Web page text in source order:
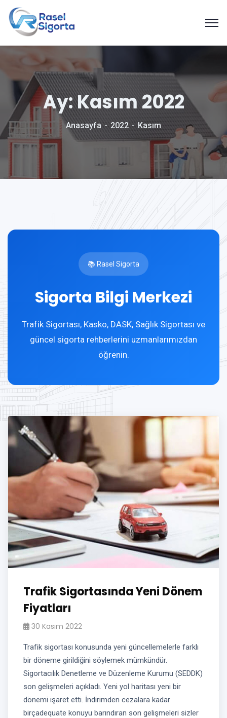
Ay:Kasım 2022
Anasayfa 2022 Kasım
📚 Rasel Sigorta
Sigorta Bilgi Merkezi
Trafik Sigortası, Kasko, DASK, Sağlık Sigortası ve
güncel sigorta rehberlerini uzmanlarımızdan
öğrenin.
Trafik Sigortasında Yeni Dönem
Fiyatları
30 Kasım 2022
Trafik sigortası konusunda yeni güncellemelerle farklı
bir döneme girildiğini söylemek mümkündür.
Sigortacılık Denetleme ve Düzenleme Kurumu (SEDDK)
son gelişmeleri açıkladı. Yeni yol haritası yeni bir
dönemi işaret etti. İndirimden cezalara kadar
birçadequate konuyu barındıran son gelişmeleri sizler